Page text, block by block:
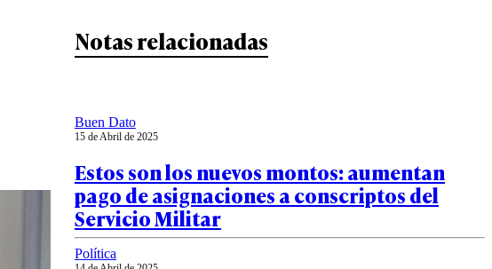
Notas relacionadas
Buen Dato
15 de Abril de 2025
Estos son los nuevos montos: aumentan
pago de asignaciones a conscriptos del
Servicio Militar
Política